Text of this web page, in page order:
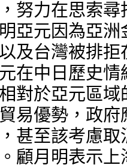
努力在思索尋
亞元因為亞洲
及台灣被排拒
在中日歷史情
對於亞元區域
易優勢，政府
甚至該考慮取
顧月明表示上